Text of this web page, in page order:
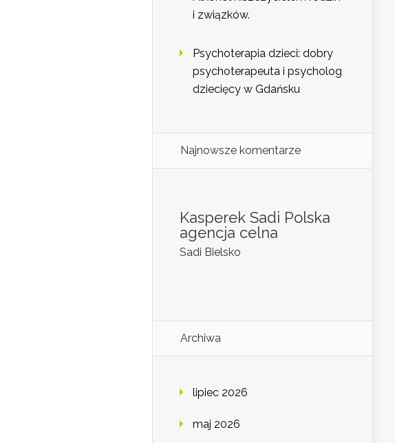
i związków.
Psychoterapia dzieci: dobry
psychoterapeuta i psycholog
dziecięcy w Gdańsku
Najnowsze komentarze
Kasperek Sadi Polska
agencja celna
Sadi Bielsko
Archiwa
lipiec 2026
maj 2026